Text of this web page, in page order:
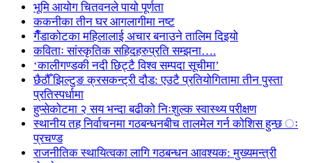
भूमि आयोग चितवनले पायो पूर्णता
ककनीका तीन घर आगलागीमा नष्ट
गैँडाकोटका महिलालाई अचार बनाउने तालिम दिइयो
कविताः सांस्कृतिक सहिदहरुप्रति सम्झना….
‘कालीगण्डकी नदी छिट्टै विश्व सम्पदा सूचीमा’
छैठौँ झिल्टुङ क्रसकन्ट्री दौड: एउटै प्रतियोगितामा तीन पुस्ता
प्रतिस्पर्धामा
हुप्सेकोटमा २ सय भन्दा बढीको निःशुल्क स्वास्थ्य परीक्षण
स्थानीय तह निर्वाचनमा गठबन्धनबीच तालमेल गर्न कोशिस हुन्छ ः
प्रचण्ड
राजनीतिक स्थायित्वका लागि गठबन्धन आवश्यक: मुख्यमन्त्री